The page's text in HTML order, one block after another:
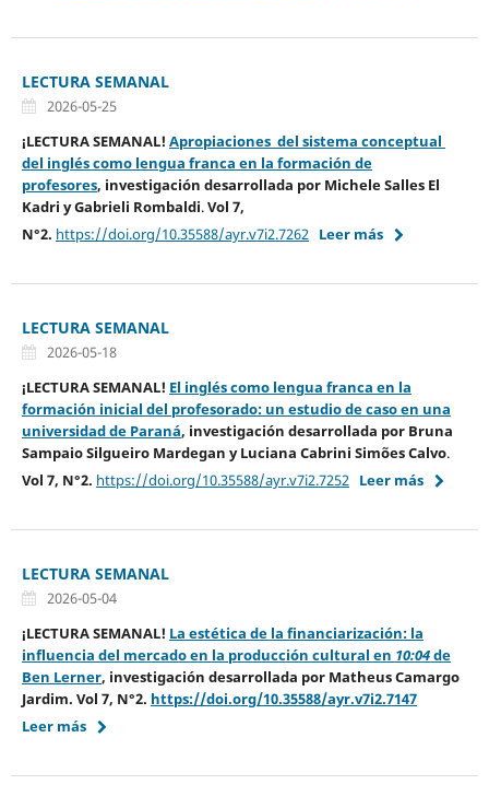
LECTURA SEMANAL
2026-05-25
¡LECTURA SEMANAL! Apropiaciones del sistema conceptual
del inglés como lengua franca en la formación de
profesores, investigación desarrollada por Michele Salles El
Kadri y Gabrieli Rombaldi.Vol 7,
N°2. https://doi.org/10.35588/ayr.v7i2.7262 Leer más
LECTURA SEMANAL
2026-05-18
¡LECTURA SEMANAL! El inglés como lengua franca en la
formación inicial del profesorado: un estudio de caso en una
universidad de Paraná, investigación desarrollada por Bruna
Sampaio Silgueiro Mardegan y Luciana Cabrini Simões Calvo.
Vol 7, N°2. https://doi.org/10.35588/ayr.v7i2.7252 Leer más
LECTURA SEMANAL
2026-05-04
¡LECTURA SEMANAL! La estética de la financiarización: la
influencia del mercado en la producción cultural en 10:04de
Ben Lerner, investigación desarrollada por Matheus Camargo
Jardim. Vol 7, N°2. https://doi.org/10.35588/ayr.v7i2.7147
Leer más